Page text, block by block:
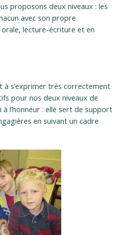
proposons deux niveaux : les
avec son propre
lecture-écriture et en
à s’exprimer très correctement
pour nos deux niveaux de
l’honneur : elle sert de support
en suivant un cadre